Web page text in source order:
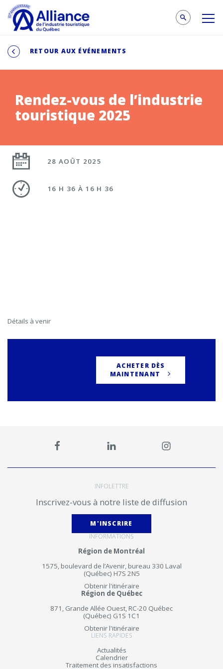
RETOUR AUX ÉVÉNEMENTS
Rendez-vous de l’industrie
touristique 2025
28 AOÛT 2025
16 H 36 À 16 H 36
Détails à venir
ACHETER DÈS
MAINTENANT
INFOLETTRE
Inscrivez-vous à notre liste de diffusion
M'INSCRIRE
INFORMATIONS
Région de Montréal
1575, boulevard de l’Avenir, bureau 330 Laval
(Québec) H7S 2N5
Obtenir l'itinéraire
Région de Québec
871, Grande Allée Ouest, RC-20 Québec
(Québec) G1S 1C1
Obtenir l'itinéraire
LIENS RAPIDES
Actualités
Calendrier
Traitement des insatisfactions